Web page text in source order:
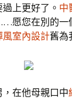
上更好了。 中
愿您在別的一
風室內設計舊為
在他母親口中